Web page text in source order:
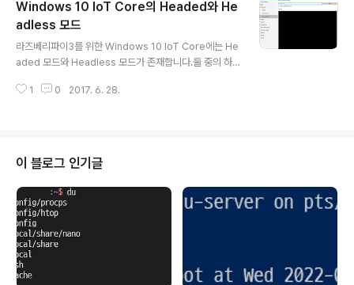
파워쉘 입력창에서 먼저 아래 명령어로 WinRM 서비스(W
indows Remote Management)를 실행합니다. net s
tart WinRM 정상적으로 WinRM 서비스가 시작되면 다
음 명령어를 실행합니다. Set-Item WSMan:\localhost
Windows 10 IoT Core의 Headed와 He
adless 모드
라즈베리파이3를 위한 Windows 10 IoT Core에는 He
aded 모드와 Headless 모드가 존재합니다.둘 중의 하
음과 같습니다.Headed 모드 UI가 존재하는 모드. 시스템
ess로 설정 가능. UI 스택이 비활성화되며 UI 앱이 실행되
지 않음. 사용되는 시스템 사용량이 줄어듬. 모니터에 연결
시 검은 화면으로 표시됨. 각 모드로의 변경 역시 간단한 명
령어로 쉽게 변경 가능합니다.먼저 Windows Device P
ortal 웹페이지로 연결합니다.좌측 메뉴..
1 0 2017. 6. 28.
이 블로그 인기글